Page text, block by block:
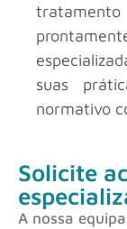
suas
normativo
Solicite
A nossa